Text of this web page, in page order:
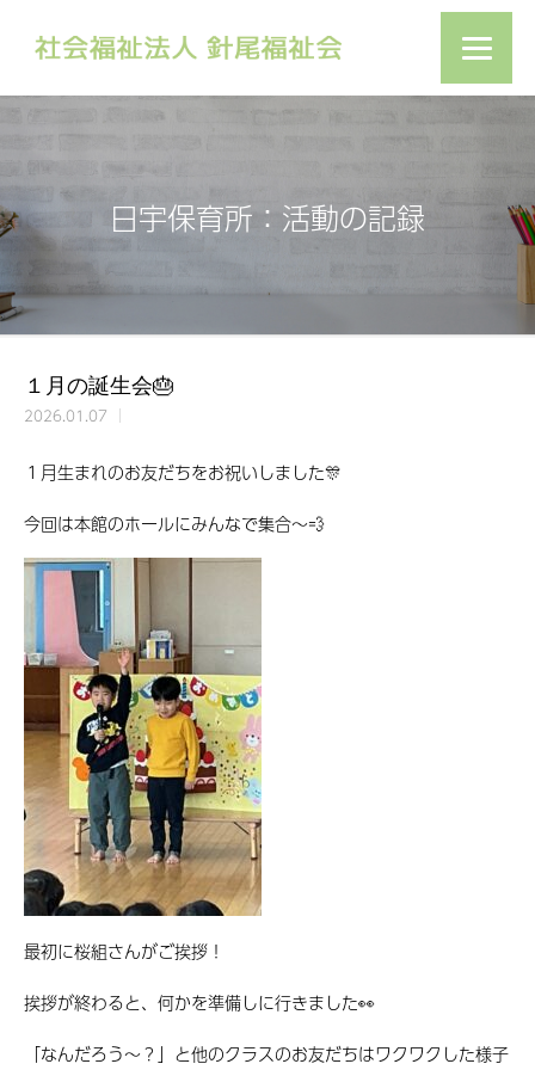
日宇保育所：活動の記録
１月の誕生会🎂
2026.01.07
１月生まれのお友だちをお祝いしました🎊
今回は本館のホールにみんなで集合～💨
最初に桜組さんがご挨拶！
挨拶が終わると、何かを準備しに行きました👀
「なんだろう～？」と他のクラスのお友だちはワクワクした様子